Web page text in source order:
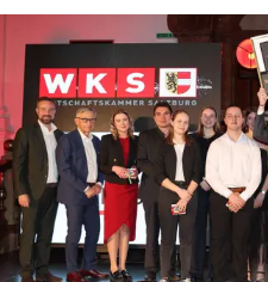
Verlegetechniker. Seit
und die Wirtschaftskammer
„Lehrling des Monats“ und
bestehend aus Vertretern
Bildungsdirektion Salzburg